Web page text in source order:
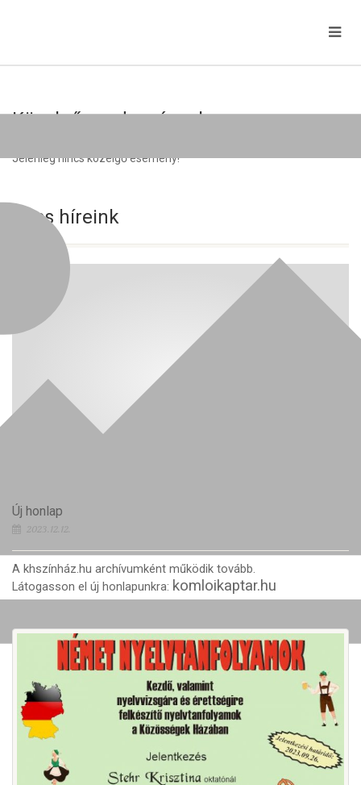
Közelgő rendezvények
Jelenleg nincs közelgő esemény!
Friss híreink
Új honlap
2023.12.12.
A khszínház.hu archívumként működik tovább.
Látogasson el új honlapunkra: komloikaptar.hu